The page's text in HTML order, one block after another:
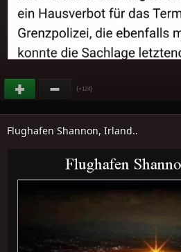
(+124)
Flughafen Shannon, Irland..